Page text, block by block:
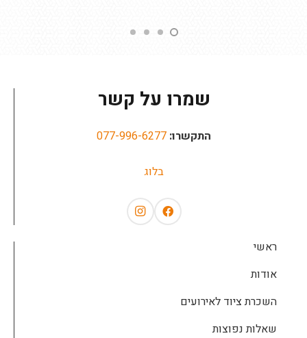
שמרו על קשר
התקשרו: 077-996-6277
בלוג
ראשי
אודות
השכרת ציוד לאירועים
שאלות נפוצות